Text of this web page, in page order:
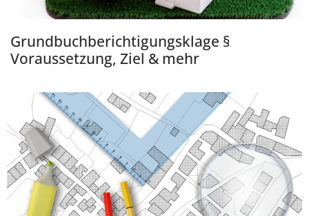
Grundbuch­berichtigungsklage §
Voraussetzung, Ziel & mehr